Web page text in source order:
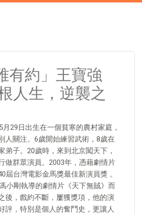
有約」王寶強
生，逆襲之
月29日出生在一個貧寒的農村家庭，
人關注。6歲開始練習武術，8歲在
弟子。20歲時，來到北京闖天下，
做群眾演員。2003年，憑藉劇情片
屆台灣電影金馬獎最佳新演員獎 。
小剛執導的劇情片《天下無賊》而
後，戲約不斷，屢獲獎項，他的演
評，特別是個人的奮鬥史，更讓人